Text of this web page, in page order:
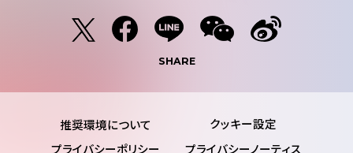
SHARE
推奨環境について
プライバシーポリシー
プライバシーノーティス